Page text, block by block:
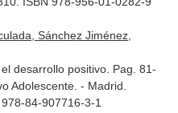
Sánchez Jiménez,
desarrollo positivo. Pag. 81-
Adolescente. - Madrid.
84-907716-3-1